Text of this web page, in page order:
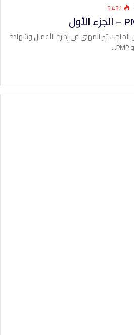
5٬431
الماجيستير المهني في إدارة الأعمال وشهادة